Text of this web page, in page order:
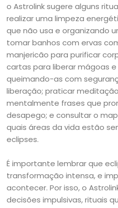
o Astrolink sugere alguns
realizar uma limpeza
que não usa e organizando
tomar banhos com ervas
manjericão para purificar
cartas para liberar mágoas
queimando-as com
liberação; praticar
mentalmente frases que
desapego; e consultar o
quais áreas da vida estão
eclipses.
É importante lembrar que
transformação intensa, e
acontecer. Por isso, o
decisões impulsivas, rituais